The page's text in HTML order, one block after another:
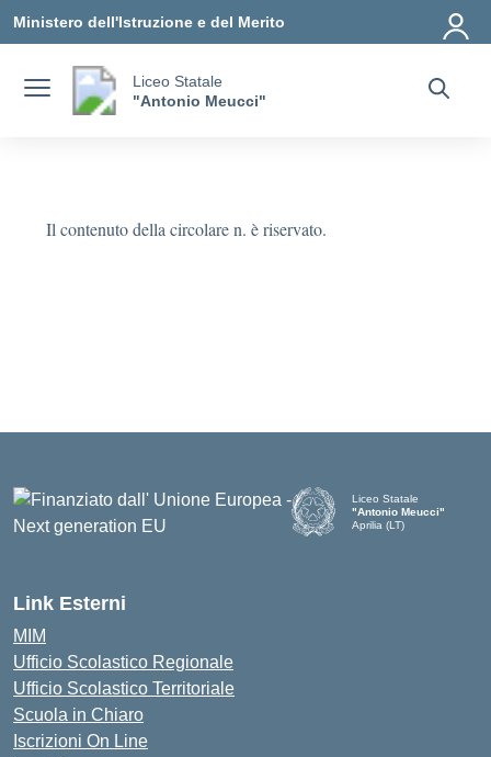
Ministero dell'Istruzione e del Merito
Liceo Statale
"Antonio Meucci"
Il contenuto della circolare n. è riservato.
Liceo Statale
"Antonio Meucci"
Aprilia (LT)
Link Esterni
MIM
Ufficio Scolastico Regionale
Ufficio Scolastico Territoriale
Scuola in Chiaro
Iscrizioni On Line